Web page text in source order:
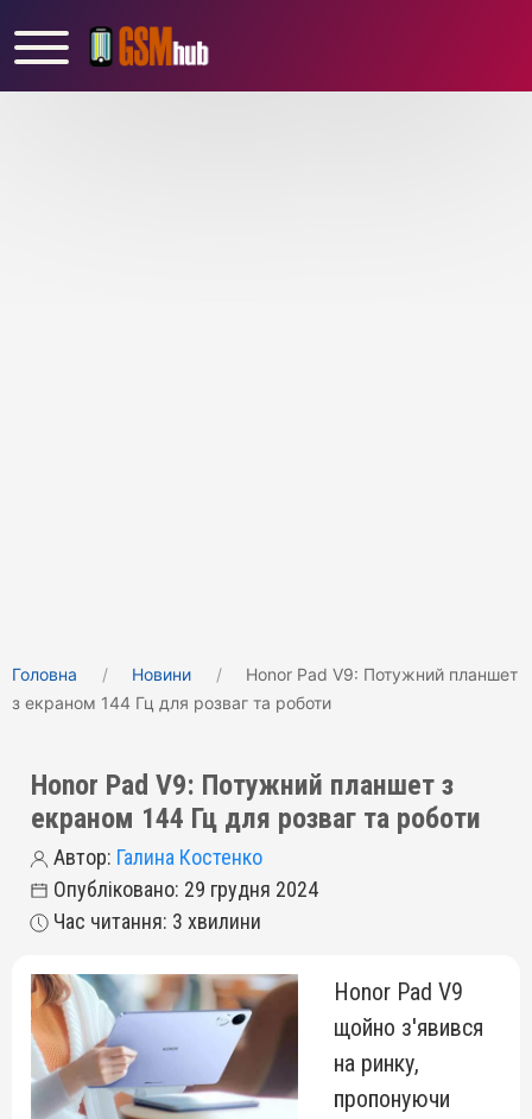
Головна Новини
Honor Pad V9: Потужний планшет
з екраном 144 Гц для розваг та роботи
Honor Pad V9: Потужний планшет з
екраном 144 Гц для розваг та роботи
Автор: Галина Костенко
Опубліковано: 29 грудня 2024
Час читання: 3 хвилини
Honor Pad V9
щойно з'явився
на ринку,
пропонуючи